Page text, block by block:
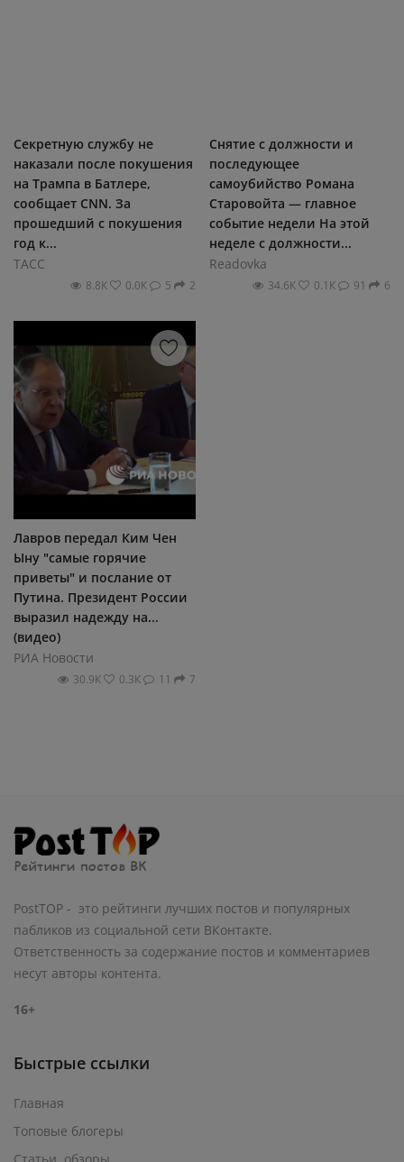
Секретную службу не
наказали после покушения
на Трампа в Батлере,
сообщает CNN. За
прошедший с покушения
год к...
ТАСС
8.8К 0.0К 5 2
Снятие с должности и
последующее
самоубийство Романа
Старовойта — главное
событие недели На этой
неделе с должности...
Readovka
34.6К 0.1К 91 6
Лавров передал Ким Чен
Ыну "самые горячие
приветы" и послание от
Путина. Президент России
выразил надежду на...
(видео)
РИА Новости
30.9К 0.3К 11 7
PostTOP - это рейтинги лучших постов и популярных
пабликов из социальной сети ВКонтакте.
Ответственность за содержание постов и комментариев
несут авторы контента.
16+
Быстрые ссылки
Главная
Топовые блогеры